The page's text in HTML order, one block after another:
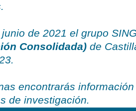
de 2021 el grupo
Consolidada) de
encontrarás
de investigación.